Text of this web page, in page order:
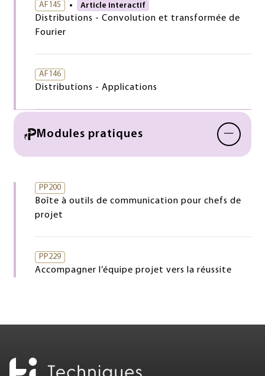
AF145 Article interactif
Distributions - Convolution et transformée de
Fourier
AF146
Distributions - Applications
Modules pratiques −
PP200
Boîte à outils de communication pour chefs de
projet
PP229
Accompagner l’équipe projet vers la réussite